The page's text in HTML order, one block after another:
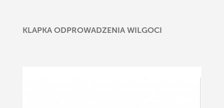
KLAPKA ODPROWADZENIA WILGOCI